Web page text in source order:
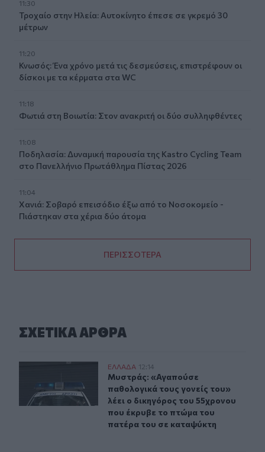
11:30
Τροχαίο στην Ηλεία: Αυτοκίνητο έπεσε σε γκρεμό 30
μέτρων
11:20
Κνωσός: Ένα χρόνο μετά τις δεσμεύσεις, επιστρέφουν οι
δίσκοι με τα κέρματα στα WC
11:18
Φωτιά στη Βοιωτία: Στον ανακριτή οι δύο συλληφθέντες
11:08
Ποδηλασία: Δυναμική παρουσία της Kastro Cycling Team
στο Πανελλήνιο Πρωτάθλημα Πίστας 2026
11:04
Χανιά: Σοβαρό επεισόδιο έξω από το Νοσοκομείο -
Πιάστηκαν στα χέρια δύο άτομα
ΠΕΡΙΣΣΟΤΕΡΑ
ΣΧΕΤΙΚA AΡΘΡΑ
Μυστράς: «Αγαπούσε παθολογικά τους γονείς του»
ΕΛΛAΔΑ 12:14
Μυστράς: «Αγαπούσε παθολογικά
Μυστράς: «Αγαπούσε
παθολογικά τους γονείς του»
λέει ο δικηγόρος του 55χρονου
που έκρυβε το πτώμα του
πατέρα του σε καταψύκτη